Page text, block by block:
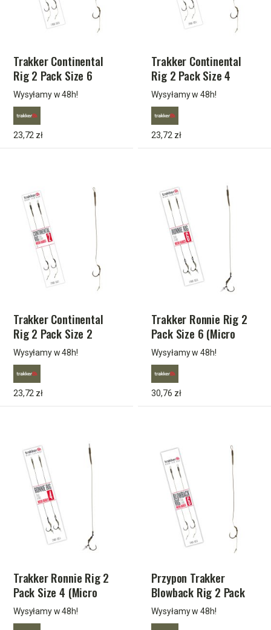
Trakker Continental
Rig 2 Pack Size 6
(Micro Barbed) TPx5
Wysyłamy w 48h!
23,72 zł
Trakker Continental
Rig 2 Pack Size 4
(Micro Barbed) TPx5
Wysyłamy w 48h!
23,72 zł
Trakker Continental
Rig 2 Pack Size 2
(Micro Barbed) TPx5
Wysyłamy w 48h!
23,72 zł
Trakker Ronnie Rig 2
Pack Size 6 (Micro
Barbed) TPx5
Wysyłamy w 48h!
30,76 zł
Trakker Ronnie Rig 2
Pack Size 4 (Micro
Barbed) TPx5
Wysyłamy w 48h!
Przypon Trakker
Blowback Rig 2 Pack
Size 6 (Micro Barbed)
TPx5
Wysyłamy w 48h!